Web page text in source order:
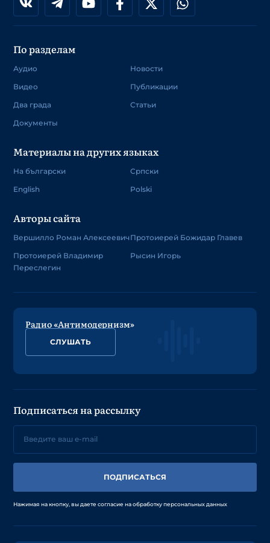
По разделам
Аудио
Видео
Два града
Документы
Новости
Публикации
Статьи
Материалы на других языках
На български
English
Српски
Polski
Авторы сайта
Вершилло Роман Алексеевич
Протоиерей Владимир
Переслегин
Протоиерей Божидар Главев
Рысин Игорь
Радио «Антимодернизм»
СЛУШАТЬ
Подписаться на рассылку
ПОДПИСАТЬСЯ
Нажимая на кнопку, вы даете согласие на обработку персональных данных